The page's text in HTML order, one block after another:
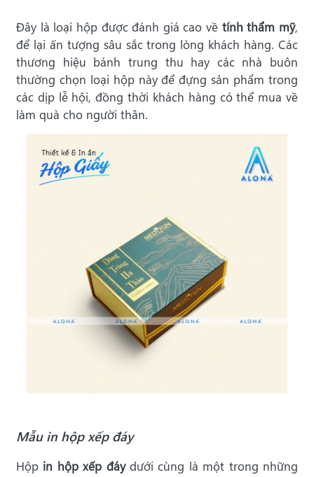
Đây là loại hộp được đánh giá cao về tính thẩm mỹ,
để lại ấn tượng sâu sắc trong lòng khách hàng. Các
thương hiệu bánh trung thu hay các nhà buôn
thường chọn loại hộp này để đựng sản phẩm trong
các dịp lễ hội, đồng thời khách hàng có thể mua về
làm quà cho người thân.
Mẫu in hộp xếp đáy
Hộp in hộp xếp đáydưới cùng là một trong những